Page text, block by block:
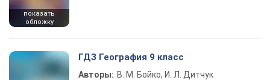
показать
обложку
ГДЗ География 9 класс
Авторы: В. М. Бойко, И. Л. Дитчук